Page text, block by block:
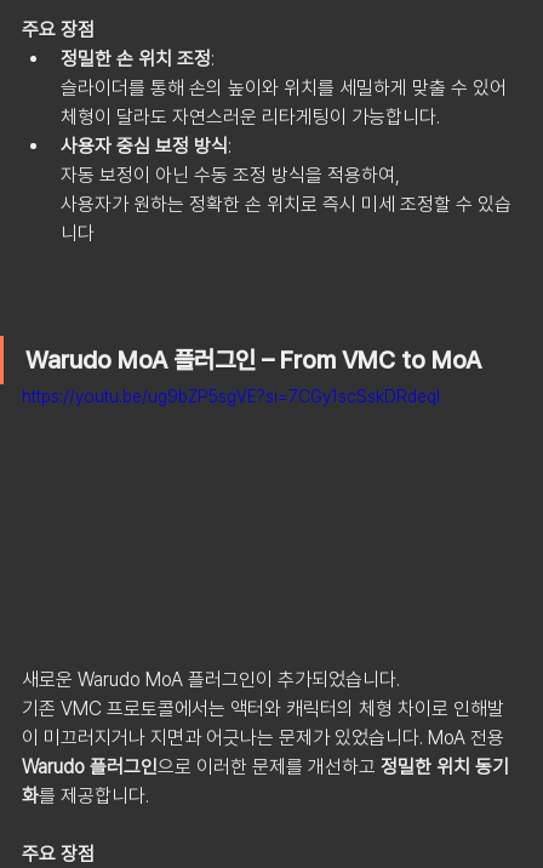
주요 장점
정밀한 손 위치 조정:
슬라이더를 통해 손의 높이와 위치를 세밀하게 맞출 수 있어
체형이 달라도 자연스러운 리타게팅이 가능합니다.
사용자 중심 보정 방식 :
자동 보정이 아닌 수동 조정 방식을 적용하여,
사용자가 원하는 정확한 손 위치로 즉시 미세 조정할 수 있습
니다
Warudo MoA 플러그인 – From VMC to MoA
https://youtu.be/ug9bZP5sgVE?si=7CGy1scSskDRdeql
새로운 Warudo MoA 플러그인이 추가되었습니다.
기존 VMC 프로토콜에서는 액터와 캐릭터의 체형 차이로 인해발
이 미끄러지거나 지면과 어긋나는 문제가 있었습니다. MoA 전용
Warudo 플러그인으로 이러한 문제를 개선하고 정밀한 위치 동기
화를 제공합니다.
주요 장점